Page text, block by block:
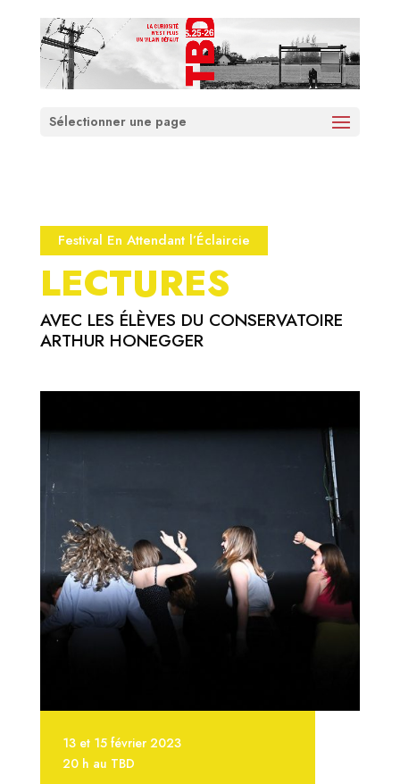
Sélectionner une page
Festival En Attendant l’Éclaircie
LECTURES
AVEC LES ÉLÈVES DU CONSERVATOIRE
ARTHUR HONEGGER
13 et 15 février 2023
20 h au TBD